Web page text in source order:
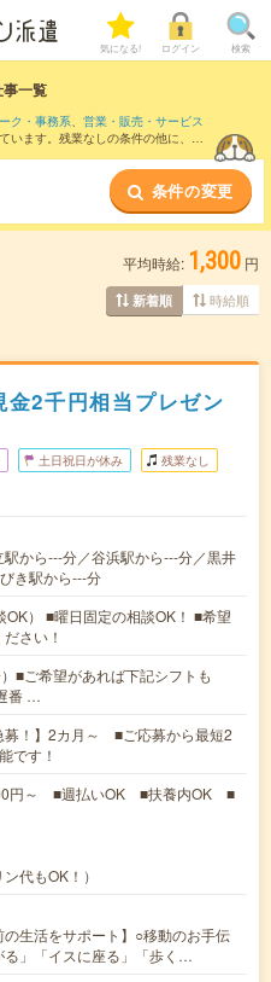
気になる! ログイン 検索
一覧
ク・事務系、 営業・販売・サービス
います。残業なしの条件の他に、 交
条件の変更
平均時給: 1,300 円
新着順 時給順
2千円相当プレゼン
土日祝日が休み 残業なし
から---分／谷浜駅から---分／黒井
き駅から---分
） ■曜日固定の相談OK！ ■希望
さい！
■ご希望があれば下記シフトも
番 …
募！】2カ月～ ■ご応募から最短2
です！
円～ ■週払いOK ■扶養内OK ■
代もOK！）
の生活をサポート】○移動のお手伝
る」「イスに座る」「歩く…